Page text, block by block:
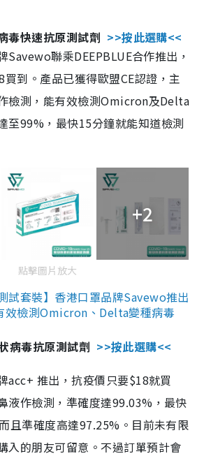
毒快速抗原測試劑 >>按此選購<<
Savewo聯乘DEEPBLUE合作推出，
到。產品已獲得歐盟CE認證，主
檢測，能有效檢測Omicron及Delta
至99%，最快15分鐘就能知道檢測
+2
點擊圖片放大
試套裝】香港口罩品牌Savewo推出
效檢測Omicron、Delta變種病毒
病毒抗原測試劑 >>按此選購<<
acc+ 推出，抗疫價只要$18就買
液作檢測，準確度達99.03%，最快
且準確度高達97.25%。目前未有限
入的朋友可留意。不過訂單預計會